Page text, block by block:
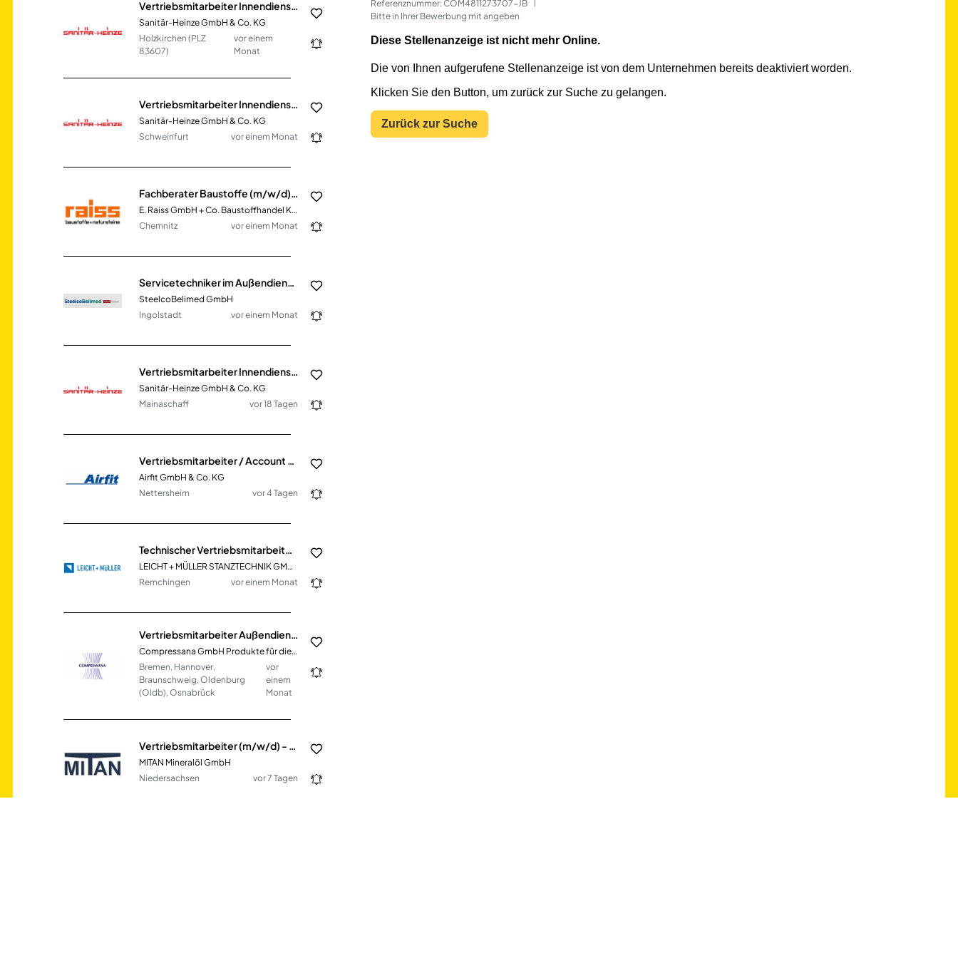
Vertriebsmitarbeiter Innendienst SHK (m/w/d)
Sanitär-Heinze GmbH & Co. KG
Holzkirchen (PLZ
83607)
vor einem
Monat
Vertriebsmitarbeiter Innendienst SHK (m/w/d)
Sanitär-Heinze GmbH & Co. KG
Schweinfurt
vor einem Monat
E. Raiss GmbH + Co. Baustoffhandel KG
Chemnitz
vor einem Monat
Servicetechniker im Außendienst (m/w/d)
SteelcoBelimed GmbH
Ingolstadt
vor einem Monat
Vertriebsmitarbeiter Innendienst SHK (m/w/d)
Sanitär-Heinze GmbH & Co. KG
Mainaschaff
vor 18 Tagen
Airfit GmbH & Co. KG
Nettersheim
vor 4 Tagen
LEICHT + MÜLLER STANZTECHNIK GMBH + CO. KG
Remchingen
vor einem Monat
Vertriebsmitarbeiter Außendienst (m/w/d) - Apotheken / Gesundheitswesen
Compressana GmbH Produkte für die Kompressionstherapie
Bremen, Hannover,
Braunschweig, Oldenburg
(Oldb), Osnabrück
vor
einem
Monat
MITAN Mineralöl GmbH
Niedersachsen
vor 7 Tagen
Referenznummer: COM4811273707-JB
Bitte in Ihrer Bewerbung mit angeben